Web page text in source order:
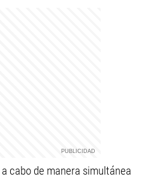
cabo de manera simultánea